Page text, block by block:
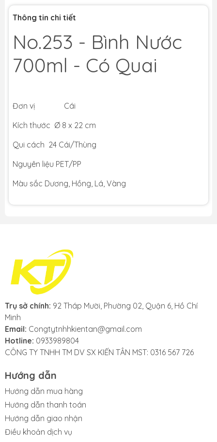
Thông tin chi tiết
No.253 - Bình Nước
700ml - Có Quai
Đơn vị Cái
Kích thước Ø 8 x 22 cm
Qui cách 24 Cái/Thùng
Nguyên liệu PET/PP
Màu sắc Dương, Hồng, Lá, Vàng
Trụ sở chính: 92 Tháp Mười, Phường 02, Quận 6, Hồ Chí
Minh
Email: Congtytnhhkientan@gmail.com
Hotline: 0933989804
CÔNG TY TNHH TM DV SX KIẾN TÂN MST: 0316 567 726
Hướng dẫn
Hướng dẫn mua hàng
Hướng dẫn thanh toán
Hướng dẫn giao nhận
Điều khoản dịch vụ